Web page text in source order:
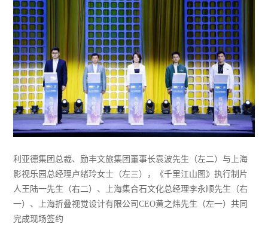
利亚德集团总裁、励丰文旅集团董事长袁波先生（左二）与上海
影视乐园总经理卢绪玲女士（左三），《千里江山图》执行制片
人王陆一先生（右二）、上海集合石文化总经理李永顺先生（右
一）、上海折叠视觉设计有限公司CEO黄之炜先生（左一）共同
完成现场签约